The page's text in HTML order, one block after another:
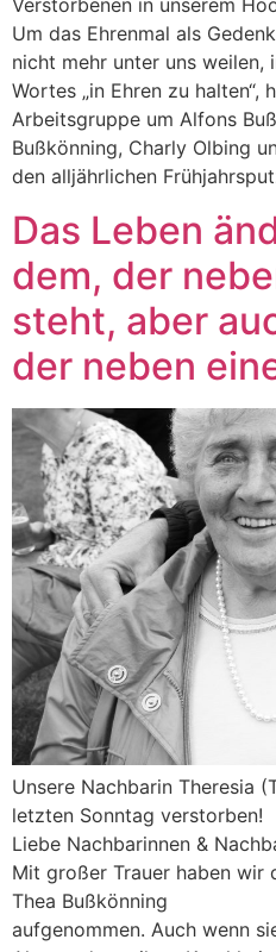
Verstorbenen in unserem
Um das Ehrenmal als
nicht mehr unter uns weilen,
Wortes „in Ehren zu
Arbeitsgruppe um Alfons
Bußkönning, Charly Olbing
den alljährlichen
Das Leben
dem, der
steht, aber
der neben
Unsere Nachbarin Theresia
letzten Sonntag verstorben!
Liebe Nachbarinnen &
Mit großer Trauer haben wir
Thea Bußkönning
aufgenommen. Auch wenn